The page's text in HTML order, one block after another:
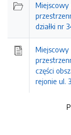
Miejscowy
działki nr
Miejscowy
części
rejonie ul.